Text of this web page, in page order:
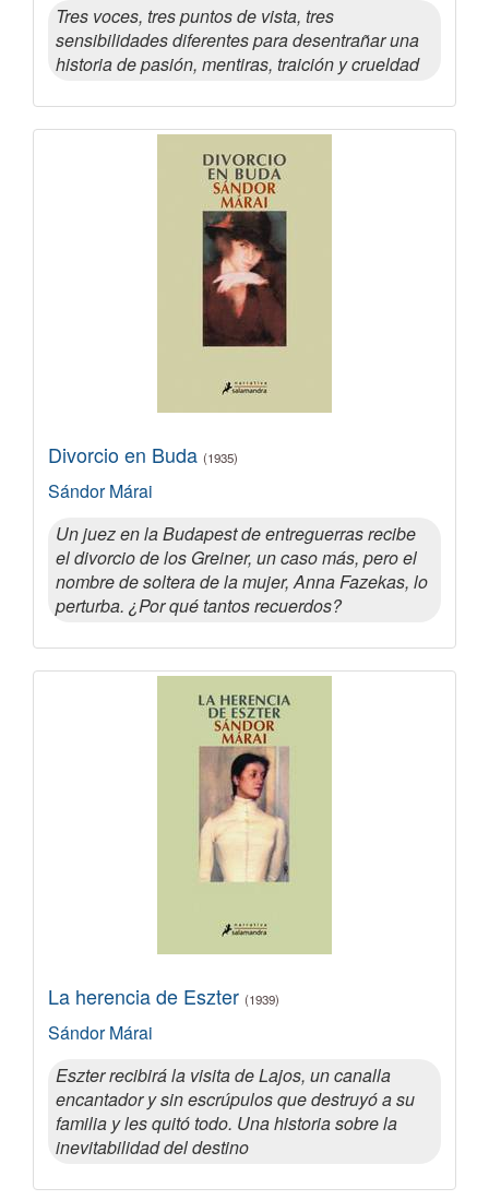
Tres voces, tres puntos de vista, tres
sensibilidades diferentes para desentrañar una
historia de pasión, mentiras, traición y crueldad
Divorcio en Buda (1935)
Sándor Márai
Un juez en la Budapest de entreguerras recibe
el divorcio de los Greiner, un caso más, pero el
nombre de soltera de la mujer, Anna Fazekas, lo
perturba. ¿Por qué tantos recuerdos?
La herencia de Eszter (1939)
Sándor Márai
Eszter recibirá la visita de Lajos, un canalla
encantador y sin escrúpulos que destruyó a su
familia y les quitó todo. Una historia sobre la
inevitabilidad del destino